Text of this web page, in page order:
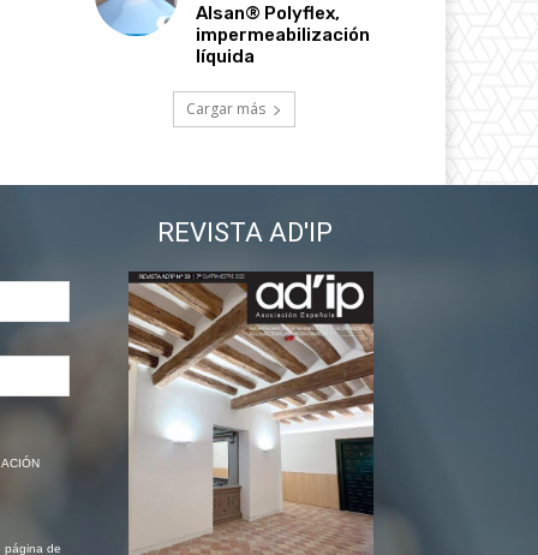
Alsan® Polyflex,
impermeabilización
líquida
Cargar más
página de
REVISTA AD'IP